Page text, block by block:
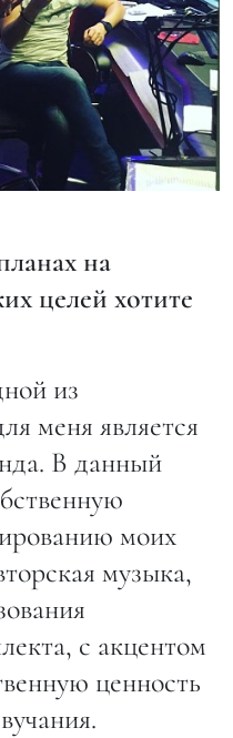
на
целей хотите
из
меня является
В данный
моих
музыка,
с акцентом
ценность